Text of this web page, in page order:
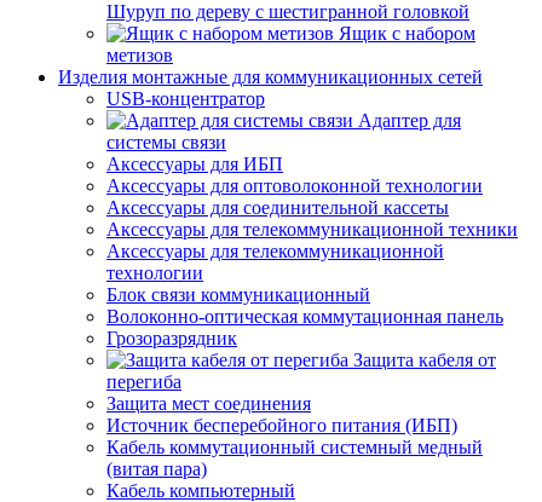
Шуруп по дереву с шестигранной головкой
Ящик с набором
метизов
Изделия монтажные для коммуникационных сетей
USB-концентратор
Адаптер для
системы связи
Аксессуары для ИБП
Аксессуары для оптоволоконной технологии
Аксессуары для соединительной кассеты
Аксессуары для телекоммуникационной техники
Аксессуары для телекоммуникационной
технологии
Блок связи коммуникационный
Волоконно-оптическая коммутационная панель
Грозоразрядник
Защита кабеля от
перегиба
Защита мест соединения
Источник бесперебойного питания (ИБП)
Кабель коммутационный системный медный
(витая пара)
Кабель компьютерный